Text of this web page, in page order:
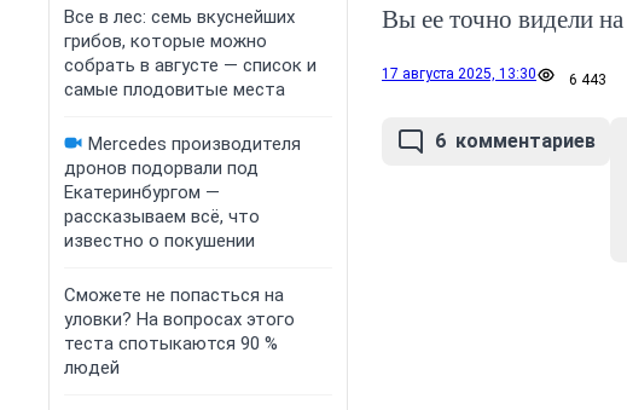
Все в лес: семь вкуснейших
грибов, которые можно
собрать в августе — список и
самые плодовитые места
Mercedes производителя
дронов подорвали под
Екатеринбургом —
рассказываем всё, что
известно о покушении
Сможете не попасться на
уловки? На вопросах этого
теста спотыкаются 90 %
людей
Вы ее точно видели
17 августа 2025, 13:30 6 443
6 комментариев